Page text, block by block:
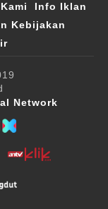
Info Iklan
Kebijakan
Network